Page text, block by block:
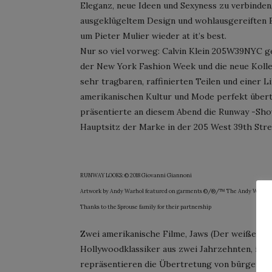
Eleganz, neue Ideen und Sexyness zu
ausgeklügeltem Design und wohlausgereiften
um Pieter Mulier wieder at it’s best.
Nur so viel vorweg: Calvin Klein
der New York Fashion Week und die neue
sehr tragbaren, raffinierten Teilen und einer
amerikanischen Kultur und Mode perfekt
präsentierte an diesem Abend die Runway -
Hauptsitz der Marke in der 205 West 39th
RUNWAY LOOKS: © 2018 Giovanni Giannoni
Artwork by Andy Warhol featured on garments ©/®/™ The Andy Warhol
Thanks to the Sprouse family for their partnership
Zwei amerikanische Filme, Jaws (Der weiße
Hollywoodklassiker aus zwei Jahrzehnten,
repräsentieren die Übertretung von